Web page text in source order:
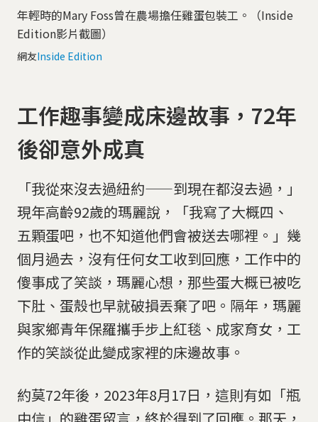
年輕時的Mary Foss曾在農場擔任雞蛋包裝工。（Inside
Edition影片截圖）
網友Inside Edition
工作趣事變成床邊故事，72年
後卻意外成真
「我從來沒去過紐約——到現在都沒去過，」
現年高齡92歲的瑪麗說，「我寫了大概四、
五顆蛋吧，也不知道他們會被送去哪裡。」幾
個月過去，沒有任何女工收到回應，工作中的
傻事成了笑談，瑪麗心想，那些蛋大概已被吃
下肚、蛋殼也早就破損丟棄了吧。隔年，瑪麗
與家鄉青年保羅攜手步上紅毯、成家育女，工
作的笑談從此變成家裡的床邊故事。
約莫72年後，2023年8月17日，這則有如「瓶